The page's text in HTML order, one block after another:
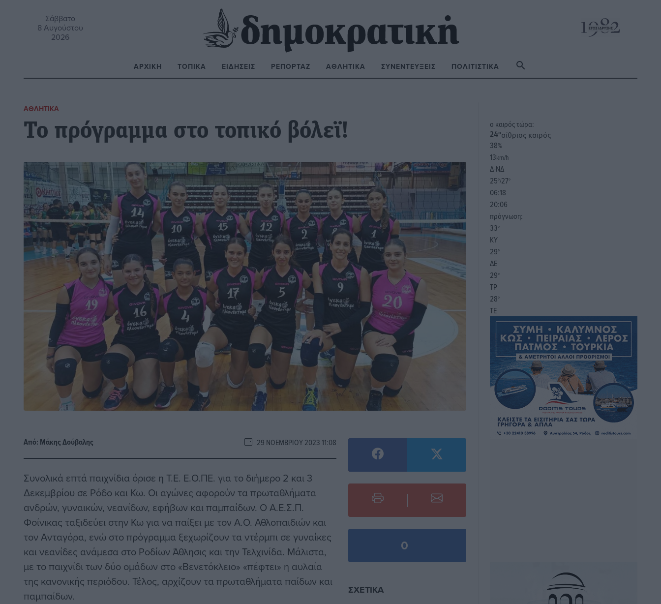
Σάββατο
8 Αυγούστου
2026
ΑΡΧΙΚΉ ΤΟΠΙΚΆ ΕΙΔΉΣΕΙΣ ΡΕΠΟΡΤΆΖ ΑΘΛΗΤΙΚΆ ΣΥΝΕΝΤΕΎΞΕΙΣ ΠΟΛΙΤΙΣΤΙΚΆ
ΑΘΛΗΤΙΚΆ
Το πρόγραμμα στο τοπικό βόλεϊ!
Από: Μάκης Δούβαλης 29 ΝΟΕΜΒΡΊΟΥ 2023 11:08
Συνολικά επτά παιχνίδια όρισε η Τ.Ε. Ε.Ο.ΠΕ. για το διήμερο 2 και 3
Δεκεμβρίου σε Ρόδο και Κω. Οι αγώνες αφορούν τα πρωταθλήματα
ανδρών, γυναικών, νεανίδων, εφήβων και παμπαίδων. Ο Α.Ε.Σ.Π.
Φοίνικας ταξιδεύει στην Κω για να παίξει με τον Α.Ο. Αθλοπαιδιών και
τον Ανταγόρα, ενώ στο πρόγραμμα ξεχωρίζουν τα ντέρμπι σε γυναίκες
και νεανίδες ανάμεσα στο Ροδίων Άθλησις και την Τελχινίδα. Μάλιστα,
με το παιχνίδι των δύο ομάδων στο «Βενετόκλειο» «πέφτει» η αυλαία
της κανονικής περιόδου. Τέλος, αρχίζουν τα πρωταθλήματα παίδων και
παμπαίδων.
0
ΣΧΕΤΙΚΆ
o καιρός τώρα:
24°αίθριος καιρός
38%
13km/h
Δ-ΝΔ
25°/27°
06:18
20:06
πρόγνωση:
33°
ΚΥ
29°
ΔΕ
29°
ΤΡ
28°
ΤΕ